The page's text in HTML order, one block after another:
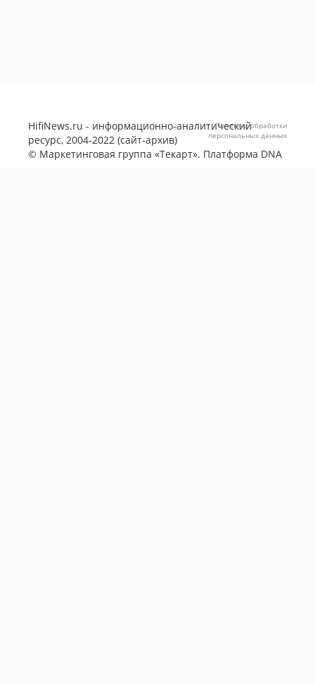
HifiNews.ru - информационно-аналитический
ресурс, 2004-2022 (сайт-архив)
© Маркетинговая группа «Текарт». Платформа DNA
Политика обработки
персональных данных